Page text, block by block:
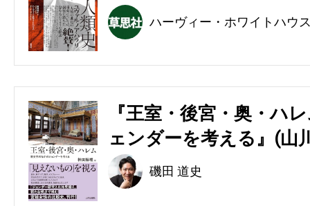
ハーヴィー・ホワイトハウ
『王室・後宮・奥・ハ
ェンダーを考える』(山
磯田 道史